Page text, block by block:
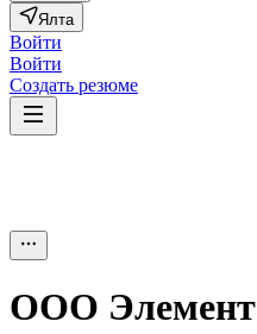
Ялта
Войти
Войти
Создать резюме
ООО Элемент